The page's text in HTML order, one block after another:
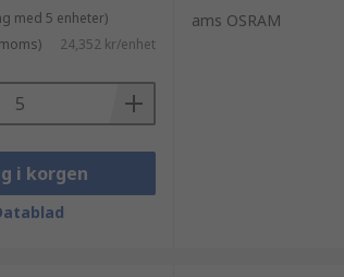
med 5 enheter)
24,352 kr/enhet
i korgen
ams OSRAM